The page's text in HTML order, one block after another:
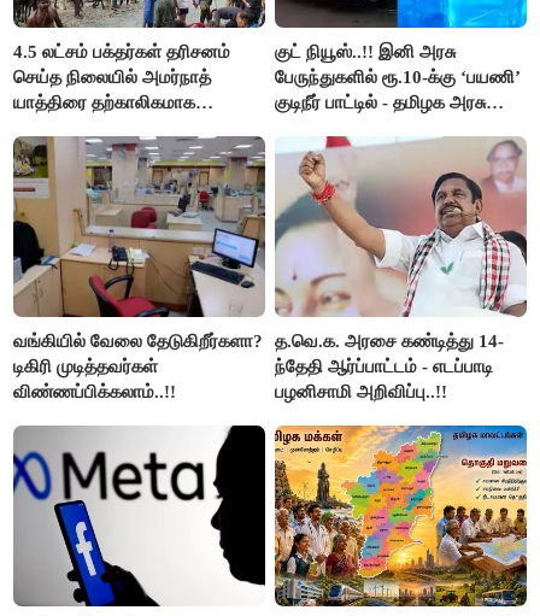
4.5 லட்சம் பக்தர்கள் தரிசனம்
செய்த நிலையில் அமர்நாத்
யாத்திரை தற்காலிகமாக
குட் நியூஸ்..!! இனி அரசு
பேருந்துகளில் ரூ.10-க்கு ‘பயணி’
குடிநீர் பாட்டில் - தமிழக அரசு
வங்கியில் வேலை தேடுகிறீர்களா?
டிகிரி முடித்தவர்கள்
விண்ணப்பிக்கலாம்..!!
த.வெ.க. அரசை கண்டித்து 14-
ந்தேதி ஆர்ப்பாட்டம் - எடப்பாடி
பழனிசாமி அறிவிப்பு..!!